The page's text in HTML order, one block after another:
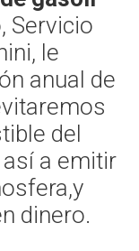
Servicio
le
anual de
del
a emitir
dinero.